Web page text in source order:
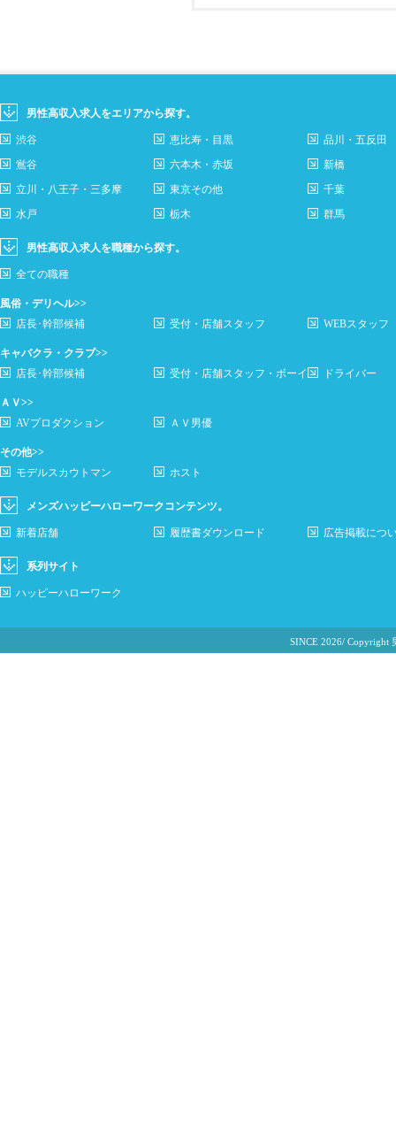
男性高収入求人をエリアから探す。
渋谷 恵比寿・目黒
品川・五反田
鴬谷
六本木・赤坂
新橋
立川・八王子・三多摩
東京その他
千葉
水戸
栃木 群馬
男性高収入求人を職種から探す。
全ての職種
風俗・デリヘル>>
店長･幹部候補
受付・店舗スタッフ WEBスタッフ
キャバクラ・クラブ>>
店長･幹部候補
受付・店舗スタッフ・ボーイ ドライバー
ＡＶ>>
AVプロダクション
ＡＶ男優
その他>>
モデルスカウトマン
ホスト
メンズハッピーハローワークコンテンツ。
新着店舗 履歴書ダウンロード 広告掲載につ
系列サイト
ハッピーハローワーク
SINCE 2026/ Copyright